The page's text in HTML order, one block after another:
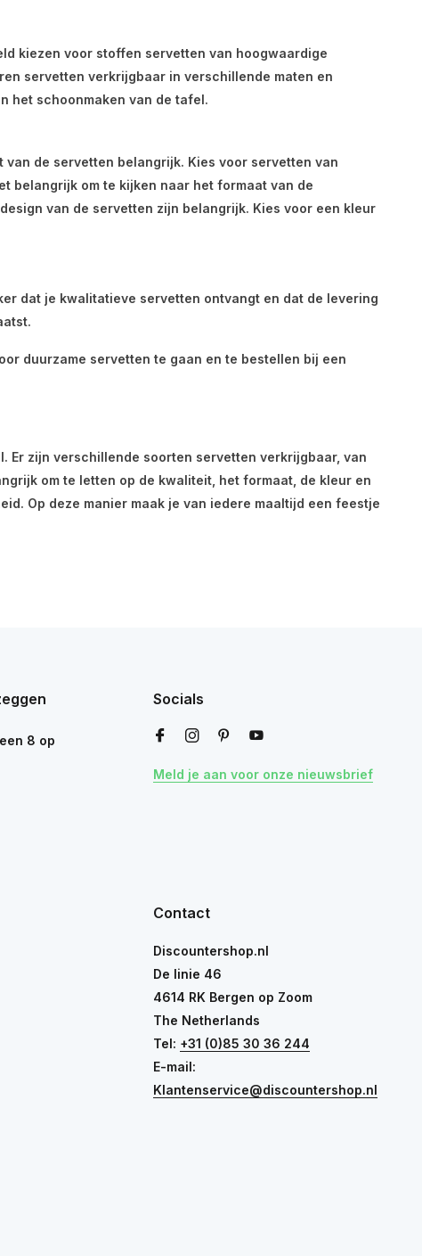
kiezen voor stoffen servetten van hoogwaardige
servetten verkrijgbaar in verschillende maten en
het schoonmaken van de tafel.
de servetten belangrijk. Kies voor servetten van
belangrijk om te kijken naar het formaat van de
van de servetten zijn belangrijk. Kies voor een kleur
dat je kwalitatieve servetten ontvangt en dat de levering
duurzame servetten te gaan en te bestellen bij een
Er zijn verschillende soorten servetten verkrijgbaar, van
om te letten op de kwaliteit, het formaat, de kleur en
Op deze manier maak je van iedere maaltijd een feestje
8 op
Socials
Meld je aan voor onze nieuwsbrief
Contact
Discountershop.nl
De linie 46
4614 RK Bergen op Zoom
The Netherlands
Tel: +31 (0)85 30 36 244
E-mail:
Klantenservice@discountershop.nl